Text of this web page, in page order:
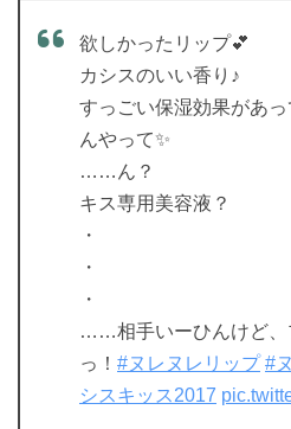
欲しかったリップ💕
カシスのいい香り♪
すっごい保湿効果があ
んやって✨
……ん？
キス専用美容液？
・
・
・
……相手いーひんけど、
っ！ #ヌレヌレリップ #
シスキッス2017